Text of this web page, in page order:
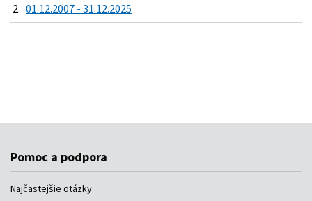
2. 01.12.2007 - 31.12.2025
Pomoc a podpora
Najčastejšie otázky